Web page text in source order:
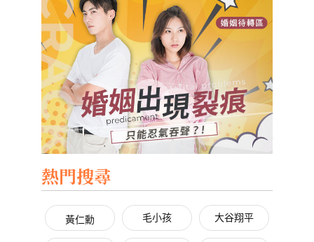
熱門搜尋
黃仁勳 毛小孩 大谷翔平